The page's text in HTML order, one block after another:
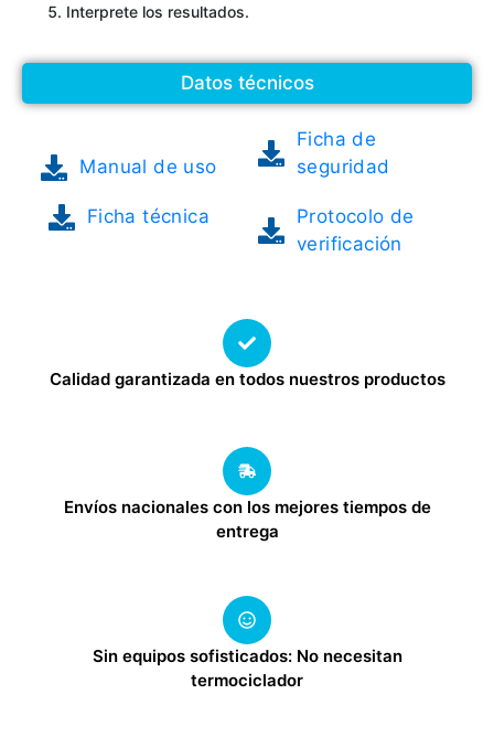
Interprete los resultados.
Datos técnicos
Manual de uso
Ficha técnica
Ficha de
seguridad
Protocolo de
verificación
Calidad garantizada en todos nuestros productos
Envíos nacionales con los mejores tiempos de
entrega
Sin equipos sofisticados: No necesitan
termociclador